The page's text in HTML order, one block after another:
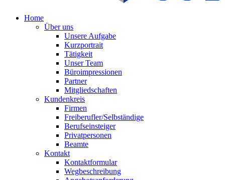
Home
Über uns
Unsere Aufgabe
Kurzportrait
Tätigkeit
Unser Team
Büroimpressionen
Partner
Mitgliedschaften
Kundenkreis
Firmen
Freiberufler/Selbständige
Berufseinsteiger
Privatpersonen
Beamte
Kontakt
Kontaktformular
Wegbeschreibung